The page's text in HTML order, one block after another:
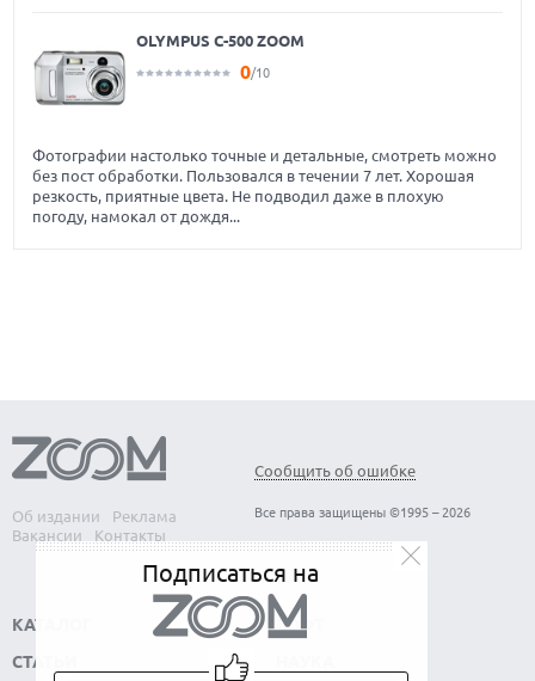
OLYMPUS C-500 ZOOM
0/10
Фотографии настолько точные и детальные, смотреть можно
без пост обработки. Пользовался в течении 7 лет. Хорошая
резкость, приятные цвета. Не подводил даже в плохую
погоду, намокал от дождя...
Об издании
Реклама
Вакансии
Контакты
Сообщить об ошибке
Все права защищены ©1995 – 2026
КАТАЛОГ
СТАТЬИ
СОФТ
Подписаться на